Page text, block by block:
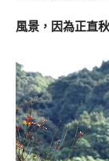
風景，因為正直